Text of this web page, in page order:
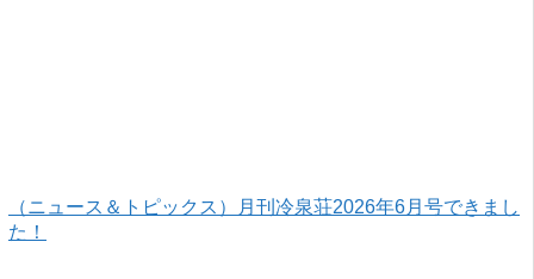
（ニュース＆トピックス）月刊冷泉荘2026年6月号できまし
た！